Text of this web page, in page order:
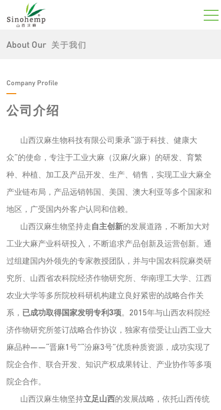
About Our 关于我们
Company Profile
公司介绍
山西汉麻生物科技有限公司秉承“源于科技、健康大
众”的使命，专注于工业大麻（汉麻/火麻）的研发、育繁
种、种植、加工及产品开发、生产、销售，实现工业大麻全
产业链布局，产品远销韩国、美国、澳大利亚等多个国家和
地区，广受国内外客户认同和信赖。
山西汉麻生物坚持走自主创新的发展道路，不断加大对
工业大麻产业科研投入，不断追求产品创新及运营创新。通
过组建国内外领先的专家教授团队，并与中国农科院麻类研
究所、山西省农科院经济作物研究所、华南理工大学、江西
农业大学等多所院校科研机构建立良好紧密的战略合作关
系， 已成功取得国家发明专利3项。2015年与山西农科院经
济作物研究所签订战略合作协议，独家有偿受让山西工业大
麻品种——“晋麻1号”“汾麻3号”优质种质资源，成功实现了
院企合作、联合开发、知识产权成果转让、产业协作等多项
院企合作。
山西汉麻生物坚持立足山西的发展战略，依托山西传统